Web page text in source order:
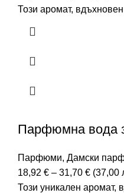
Този аромат,
Парфюмна вода
Парфюми, Дамски
18,92 € – 31,70 € (37,00
Този уникален аромат,